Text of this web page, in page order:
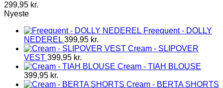
kan
vælges
varesiden
299,95 kr.
Nyeste
Freequent - DOLLY
NEDEREL 399,95 kr.
Cream - SLIPOVER
VEST 399,95 kr.
Cream - TIAH BLOUSE
399,95 kr.
Cream - BERTA SHORTS